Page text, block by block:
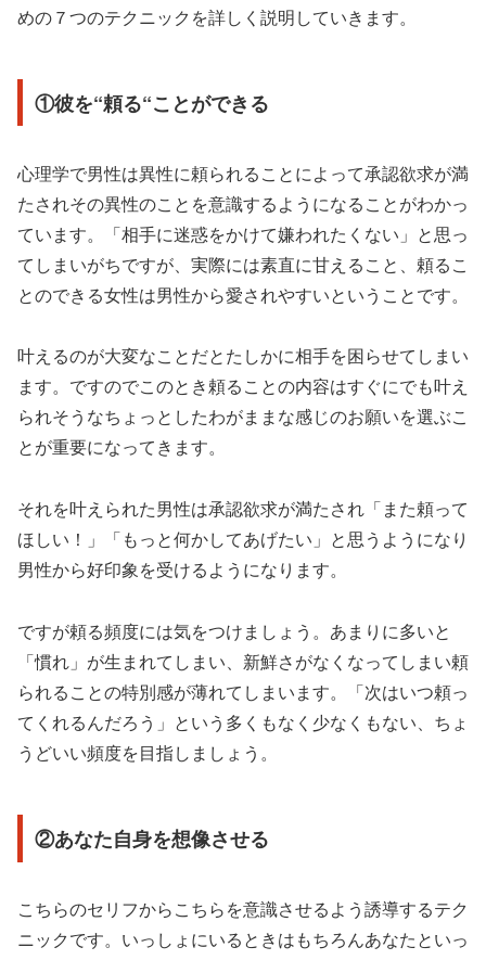
めの７つのテクニックを詳しく説明していきます。
①彼を“頼る“ことができる
心理学で男性は異性に頼られることによって承認欲求が満
たされその異性のことを意識するようになることがわかっ
ています。「相手に迷惑をかけて嫌われたくない」と思っ
てしまいがちですが、実際には素直に甘えること、頼るこ
とのできる女性は男性から愛されやすいということです。
叶えるのが大変なことだとたしかに相手を困らせてしまい
ます。ですのでこのとき頼ることの内容はすぐにでも叶え
られそうなちょっとしたわがままな感じのお願いを選ぶこ
とが重要になってきます。
それを叶えられた男性は承認欲求が満たされ「また頼って
ほしい！」「もっと何かしてあげたい」と思うようになり
男性から好印象を受けるようになります。
ですが頼る頻度には気をつけましょう。あまりに多いと
「慣れ」が生まれてしまい、新鮮さがなくなってしまい頼
られることの特別感が薄れてしまいます。「次はいつ頼っ
てくれるんだろう」という多くもなく少なくもない、ちょ
うどいい頻度を目指しましょう。
②あなた自身を想像させる
こちらのセリフからこちらを意識させるよう誘導するテク
ニックです。いっしょにいるときはもちろんあなたといっ